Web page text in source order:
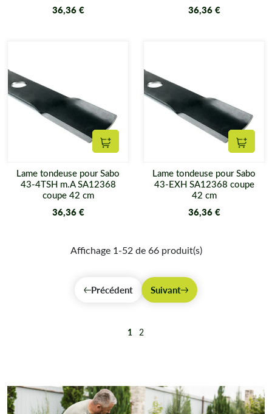
36,36 € 36,36 €
Ajouter au panier
Lame tondeuse pour Sabo
43-4TSH m.A SA12368
coupe 42 cm
36,36 €
Lame tondeuse pour Sabo
43-EXH SA12368 coupe
42 cm
36,36 €
Affichage 1-52 de 66 produit(s)
Précédent Suivant
1 2